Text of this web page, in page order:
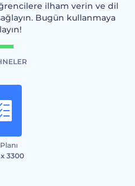
ilham verin ve dil
Bugün kullanmaya
3300